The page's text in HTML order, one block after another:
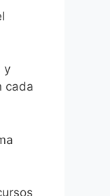
y
cada